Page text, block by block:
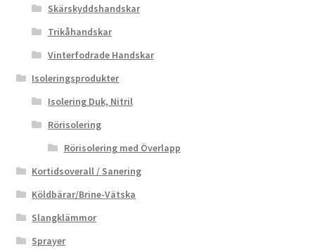
Skärskyddshandskar
Trikåhandskar
Vinterfodrade Handskar
Isoleringsprodukter
Isolering Duk, Nitril
Rörisolering
Rörisolering med Överlapp
Kortidsoverall / Sanering
Köldbärar/Brine-Vätska
Slangklämmor
Sprayer